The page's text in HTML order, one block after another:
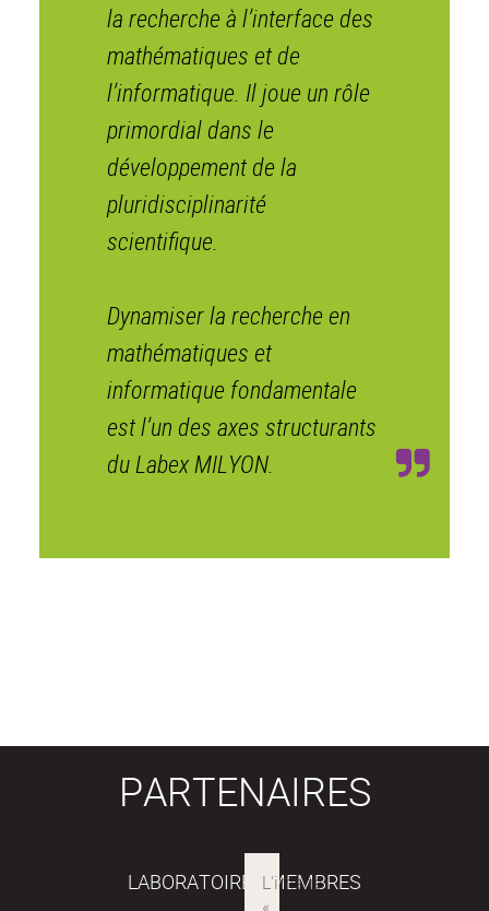
la recherche à l’interface des
mathématiques et de
l’informatique. Il joue un rôle
primordial dans le
développement de la
pluridisciplinarité
scientifique.
Dynamiser la recherche en
mathématiques et
informatique fondamentale
est l’un des axes structurants
du Labex MILYON.
PARTENAIRES
LABORATOIRES MEMBRES